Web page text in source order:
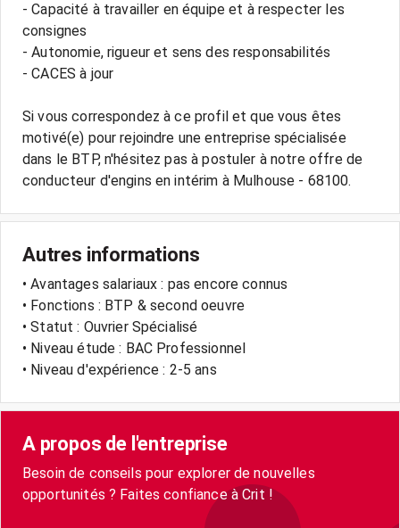
- Capacité à travailler en équipe et à respecter les
consignes
- Autonomie, rigueur et sens des responsabilités
- CACES à jour
Si vous correspondez à ce profil et que vous êtes
motivé(e) pour rejoindre une entreprise spécialisée
dans le BTP, n'hésitez pas à postuler à notre offre de
Autres informations
• Avantages salariaux : pas encore connus
• Fonctions : BTP & second oeuvre
• Statut : Ouvrier Spécialisé
• Niveau étude : BAC Professionnel
• Niveau d'expérience : 2-5 ans
A propos de l'entreprise
Besoin de conseils pour explorer de nouvelles
opportunités ? Faites confiance à Crit !